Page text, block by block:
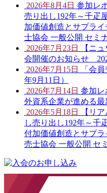
2026年8月4日 参加レ
売り出し192年～千疋
加価値創造とサプラ
士協会 一般公開 セミ
2026年7月23日
【ニ
会開催のお知らせ
2026年7月15日
「会
年9月11日）
2026年7月14日 参加レ
外資系企業が進める最
2026年5月18日
【リ
し売り出し192年～千
付加価値創造とサプ
売士協会 一般公開 セ